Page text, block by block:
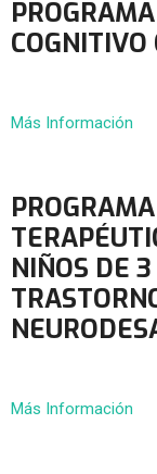
COGNITIVO
Más Información
NIÑOS DE
Más Información